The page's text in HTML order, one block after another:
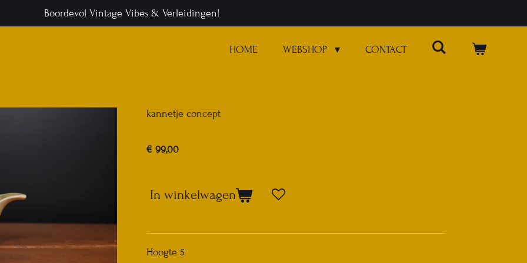
Boordevol Vintage Vibes & Verleidingen!
HOME WEBSHOP CONTACT
kannetje concept
€ 99,00
In winkelwagen
Hoogte 5